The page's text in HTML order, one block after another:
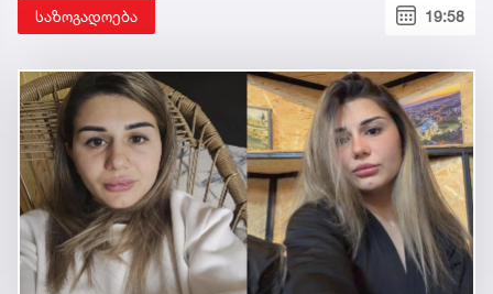
საზოგადოება 19:58